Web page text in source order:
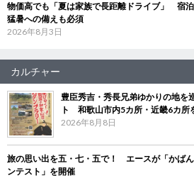
物価高でも「夏は家族で長距離ドライブ」 宿
猛暑への備えも必須
2026年8月3日
カルチャー
豊臣秀吉・秀長兄弟ゆかりの地を
ト 和歌山市内5カ所・近畿6カ所
2026年8月8日
旅の思い出を五・七・五で！ エースが「かば
ンテスト」を開催